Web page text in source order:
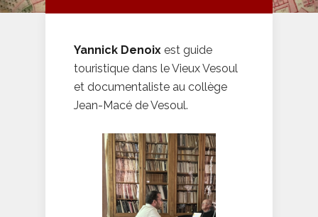
Yannick Denoix est guide
touristique dans le Vieux Vesoul
et documentaliste au collège
Jean-Macé de Vesoul.